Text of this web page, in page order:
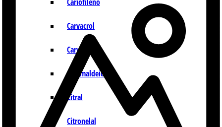
Carvacrol
Carvona
Cinamaldeído
Citral
Citronelal